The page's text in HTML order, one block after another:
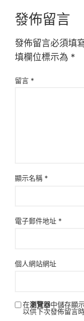
發佈留言
發佈留言必須填
填欄位標示為 *
留言 *
顯示名稱 *
電子郵件地址 *
個人網站網址
在瀏覽器中儲存顯
以供下次發佈留言